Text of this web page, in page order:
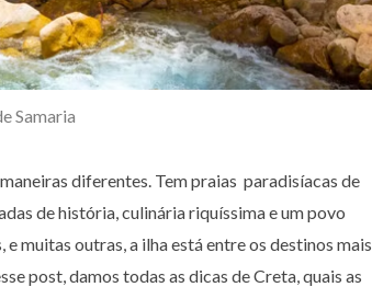
Samaria
diferentes. Tem praias paradisíacas de
de história, culinária riquíssima e um povo
muitas outras, a ilha está entre os destinos mais
post, damos todas as dicas de Creta, quais as